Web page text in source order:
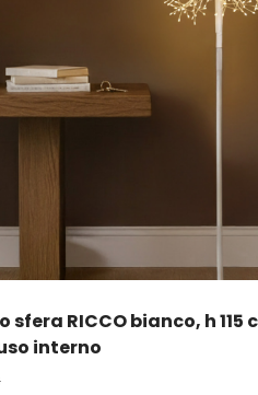
sfera RICCO bianco, h 115
interno